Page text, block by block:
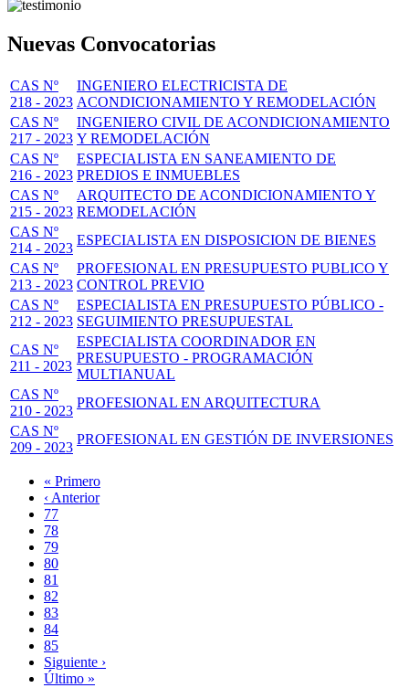
Nuevas Convocatorias
CAS Nº
218 - 2023
INGENIERO ELECTRICISTA DE
ACONDICIONAMIENTO Y REMODELACIÓN
CAS Nº
217 - 2023
INGENIERO CIVIL DE ACONDICIONAMIENTO
Y REMODELACIÓN
CAS Nº
216 - 2023
ESPECIALISTA EN SANEAMIENTO DE
PREDIOS E INMUEBLES
CAS Nº
215 - 2023
ARQUITECTO DE ACONDICIONAMIENTO Y
REMODELACIÓN
CAS Nº
214 - 2023
ESPECIALISTA EN DISPOSICION DE BIENES
CAS Nº
213 - 2023
PROFESIONAL EN PRESUPUESTO PUBLICO Y
CONTROL PREVIO
CAS Nº
212 - 2023
ESPECIALISTA EN PRESUPUESTO PÚBLICO -
SEGUIMIENTO PRESUPUESTAL
CAS Nº
211 - 2023
ESPECIALISTA COORDINADOR EN
PRESUPUESTO - PROGRAMACIÓN
MULTIANUAL
CAS Nº
210 - 2023
PROFESIONAL EN ARQUITECTURA
CAS Nº
209 - 2023
PROFESIONAL EN GESTIÓN DE INVERSIONES
Paginación
Primera
página
« Primero
Página
anterior
‹ Anterior
Page
77
Page
78
Page
79
Page
80
Página
actual
81
Page
82
Page
83
Page
84
Page
85
Siguiente
página
Siguiente ›
Última
Último »